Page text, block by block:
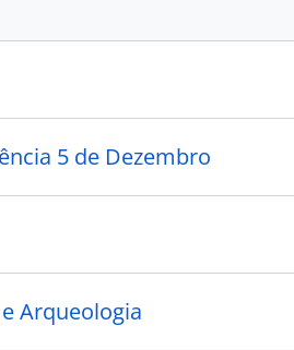
5 de Dezembro
Arqueologia